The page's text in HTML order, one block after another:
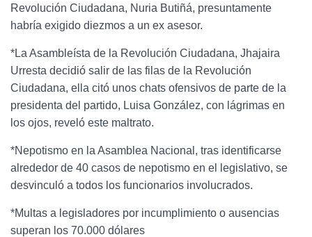
Revolución Ciudadana, Nuria Butiñá, presuntamente
habría exigido diezmos a un ex asesor.
*La Asambleísta de la Revolución Ciudadana, Jhajaira
Urresta decidió salir de las filas de la Revolución
Ciudadana, ella citó unos chats ofensivos de parte de la
presidenta del partido, Luisa González, con lágrimas en
los ojos, reveló este maltrato.
*Nepotismo en la Asamblea Nacional, tras identificarse
alrededor de 40 casos de nepotismo en el legislativo, se
desvinculó a todos los funcionarios involucrados.
*Multas a legisladores por incumplimiento o ausencias
superan los 70.000 dólares